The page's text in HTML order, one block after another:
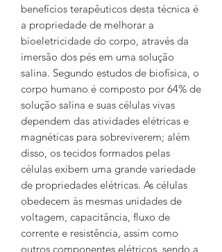
benefícios terapêuticos desta técnica é
a propriedade de melhorar a
bioeletricidade do corpo, através da
imersão dos pés em uma solução
salina. Segundo estudos de biofísica, o
corpo humano é composto por 64% de
solução salina e suas células vivas
dependem das atividades elétricas e
magnéticas para sobreviverem; além
disso, os tecidos formados pelas
células exibem uma grande variedade
de propriedades elétricas. As células
obedecem às mesmas unidades de
voltagem, capacitância, fluxo de
corrente e resistência, assim como
outros componentes elétricos, sendo a